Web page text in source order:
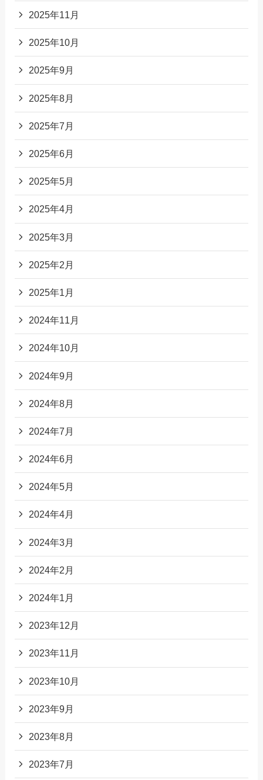
2025年11月
2025年10月
2025年9月
2025年8月
2025年7月
2025年6月
2025年5月
2025年4月
2025年3月
2025年2月
2025年1月
2024年11月
2024年10月
2024年9月
2024年8月
2024年7月
2024年6月
2024年5月
2024年4月
2024年3月
2024年2月
2024年1月
2023年12月
2023年11月
2023年10月
2023年9月
2023年8月
2023年7月